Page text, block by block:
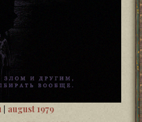
| august 1979